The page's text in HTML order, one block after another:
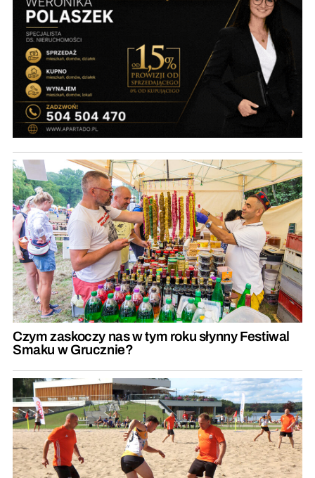
Czym zaskoczy nas w tym roku słynny Festiwal
Smaku w Grucznie?